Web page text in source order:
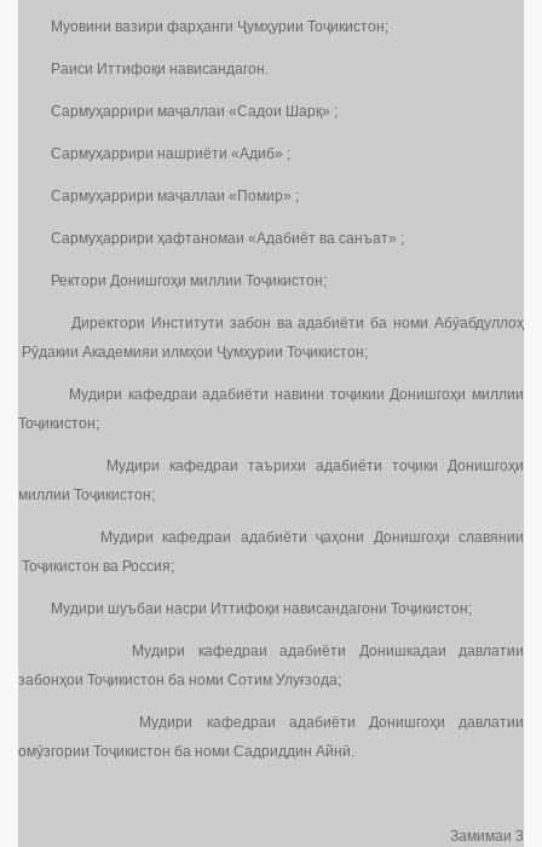
Муовини вазири фарҳанги Ҷумҳурии Тоҷикистон;
Раиси Иттифоқи нависандагон.
Сармуҳаррири маҷаллаи «Садои Шарқ» ;
Сармуҳаррири нашриёти «Адиб» ;
Сармуҳаррири маҷаллаи «Помир» ;
Сармуҳаррири ҳафтаномаи «Адабиёт ва санъат» ;
Ректори Донишгоҳи миллии Тоҷикистон;
Директори Институти забон ва адабиёти ба номи Абӯабдуллоҳ
Рӯдакии Академияи илмҳои Ҷумҳурии Тоҷикистон;
Мудири кафедраи адабиёти навини тоҷикии Донишгоҳи миллии
Тоҷикистон;
Мудири кафедраи таърихи адабиёти тоҷики Донишгоҳи
миллии Тоҷикистон;
Мудири кафедраи адабиёти ҷаҳони Донишгоҳи славянии
Тоҷикистон ва Россия;
Мудири шуъбаи насри Иттифоқи нависандагони Тоҷикистон;
Мудири кафедраи адабиёти Донишкадаи давлатии
забонҳои Тоҷикистон ба номи Сотим Улуғзода;
Мудири кафедраи адабиёти Донишгоҳи давлатии
омӯзгории Тоҷикистон ба номи Садриддин Айнӣ.
Замимаи 3